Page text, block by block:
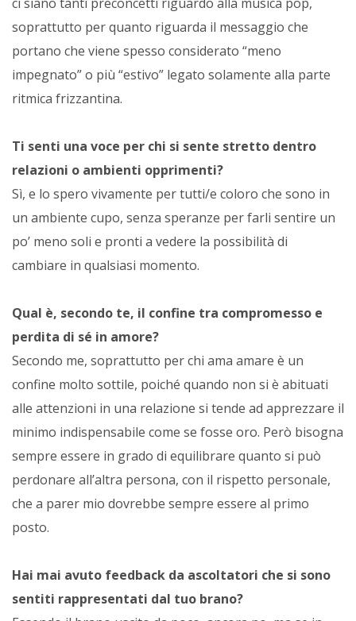
soprattutto per quanto riguarda il messaggio che
portano che viene spesso considerato “meno
impegnato” o più “estivo” legato solamente alla parte
ritmica frizzantina.
Ti senti una voce per chi si sente stretto dentro
relazioni o ambienti opprimenti?
Sì, e lo spero vivamente per tutti/e coloro che sono in
un ambiente cupo, senza speranze per farli sentire un
po’ meno soli e pronti a vedere la possibilità di
cambiare in qualsiasi momento.
Qual è, secondo te, il confine tra compromesso e
perdita di sé in amore?
Secondo me, soprattutto per chi ama amare è un
confine molto sottile, poiché quando non si è abituati
alle attenzioni in una relazione si tende ad apprezzare il
minimo indispensabile come se fosse oro. Però bisogna
sempre essere in grado di equilibrare quanto si può
perdonare all’altra persona, con il rispetto personale,
che a parer mio dovrebbe sempre essere al primo
posto.
Hai mai avuto feedback da ascoltatori che si sono
sentiti rappresentati dal tuo brano?